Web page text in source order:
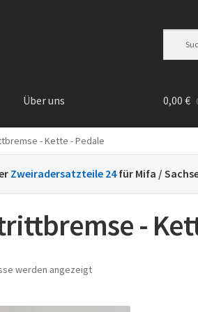
Über uns
Vertrag widerrufen
0,00 €
- Kette - Pedale
Zweiradersatzteile 24für Mifa /
-
werden angezeigtNach